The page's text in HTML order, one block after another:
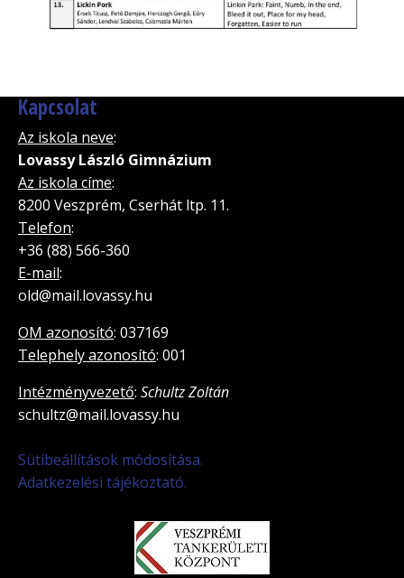
Kapcsolat
Az iskola neve:
Lovassy László Gimnázium
Az iskola címe:
8200 Veszprém, Cserhát ltp. 11.
Telefon:
+36 (88) 566-360
E-mail:
old@mail.lovassy.hu
OM azonosító: 037169
Telephely azonosító: 001
Intézményvezető: Schultz Zoltán
schultz@mail.lovassy.hu
Sütibeállítások módosítása.
Adatkezelési tájékoztató.